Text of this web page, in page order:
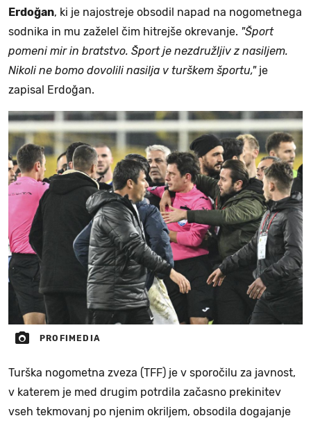
Erdoğan, ki je najostreje obsodil napad na nogometnega
sodnika in mu zaželel čim hitrejše okrevanje. "Šport
pomeni mir in bratstvo. Šport je nezdružljiv z nasiljem.
Nikoli ne bomo dovolili nasilja v turškem športu," je
zapisal Erdoğan.
PROFIMEDIA
Turška nogometna zveza (TFF) je v sporočilu za javnost,
v katerem je med drugim potrdila začasno prekinitev
vseh tekmovanj po njenim okriljem, obsodila dogajanje